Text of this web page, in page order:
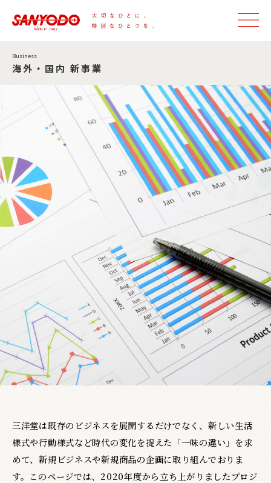
Business
海外・国内 新事業
三洋堂は既存のビジネスを展開するだけでなく、新しい生活
様式や行動様式など時代の変化を捉えた「一味の違い」を求
めて、新規ビジネスや新規商品の企画に取り組んでおりま
す。このページでは、2020年度から立ち上がりましたプロジ